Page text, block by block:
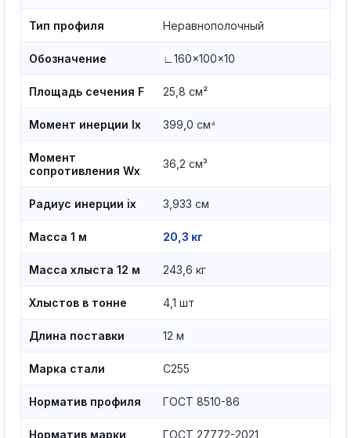
Тип профиля Неравнополочный
Обозначение ∟160×100×10
Площадь сечения F 25,8 см²
Момент инерции Ix 399,0 см⁴
Момент
сопротивления Wx
36,2 см³
Радиус инерции ix 3,933 см
Масса 1 м 20,3 кг
Масса хлыста 12 м 243,6 кг
Хлыстов в тонне 4,1 шт
Длина поставки 12 м
Марка стали С255
Норматив профиля ГОСТ 8510-86
Норматив марки ГОСТ 27772-2021